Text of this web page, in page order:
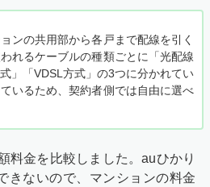
ンの共用部から各戸まで配線を引く
れるケーブルの種類ごとに「光配線
」「VDSL方式」の3つに分かれてい
いるため、契約者側では自由に選べ
料金を比較しました。auひかり
きないので、マンションの料金